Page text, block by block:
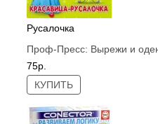
Русалочка
Проф-Пресс: Вырежи и
75р.
КУПИТЬ